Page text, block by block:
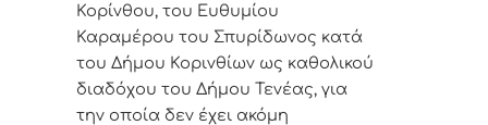
Κορίνθου, του Ευθυμίου
Καραμέρου του Σπυρίδωνος κατά
του Δήμου Κορινθίων ως καθολικού
διαδόχου του Δήμου Τενέας, για
την οποία δεν έχει ακόμη